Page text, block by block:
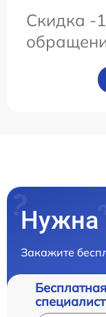
Скидка -
Нужна
Закажите